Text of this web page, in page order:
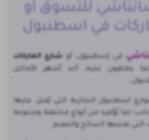
للتسوق أو
في اسطنبول
في إسطنبول، أو شارع الماركات
يطلقون عليه، أحد أشهر الأماكن
اسطنبول التجارية التي يُقبل عليها
لما يُوّفره من أنواع مختلفة ومتنوعة
التي يقتنيها السائح والمقيم